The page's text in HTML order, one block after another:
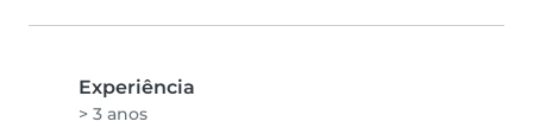
Experiência
> 3 anos